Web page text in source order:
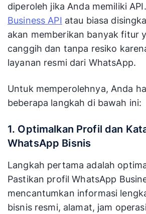
diperoleh jika Anda memiliki API.
Business API atau biasa
akan memberikan banyak fitur
canggih dan tanpa resiko
layanan resmi dari WhatsApp.
Untuk memperolehnya, Anda
beberapa langkah di bawah ini:
1. Optimalkan Profil dan
WhatsApp Bisnis
Langkah pertama adalah
Pastikan profil WhatsApp
mencantumkan informasi
bisnis resmi, alamat, jam